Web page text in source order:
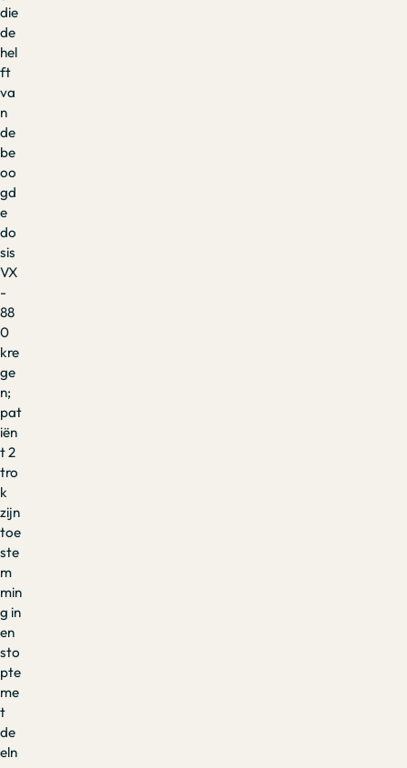
die
de
hel
ft
va
n
de
be
oo
gd
e
do
sis
VX
-
88
0
kre
ge
n;
pat
iën
t 2
tro
k
zijn
toe
ste
m
min
g in
en
sto
pte
me
t
de
eln